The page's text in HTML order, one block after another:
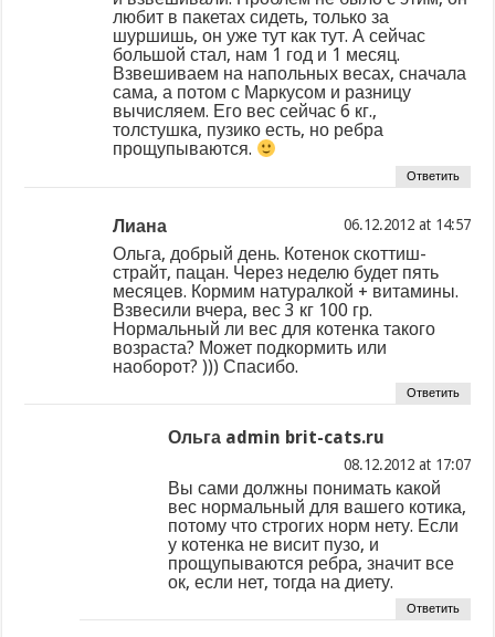
любит в пакетах сидеть, только за
шуршишь, он уже тут как тут. А сейчас
большой стал, нам 1 год и 1 месяц.
Взвешиваем на напольных весах, сначала
сама, а потом с Маркусом и разницу
вычисляем. Его вес сейчас 6 кг.,
толстушка, пузико есть, но ребра
прощупываются.
Ответить
Лиана at
Ольга, добрый день. Котенок скоттиш-
страйт, пацан. Через неделю будет пять
месяцев. Кормим натуралкой + витамины.
Взвесили вчера, вес 3 кг 100 гр.
Нормальный ли вес для котенка такого
возраста? Может подкормить или
наоборот? ))) Спасибо.
Ответить
Ольга admin brit-cats.ru
at
Вы сами должны понимать какой
вес нормальный для вашего котика,
потому что строгих норм нету. Если
у котенка не висит пузо, и
прощупываются ребра, значит все
ок, если нет, тогда на диету.
Ответить